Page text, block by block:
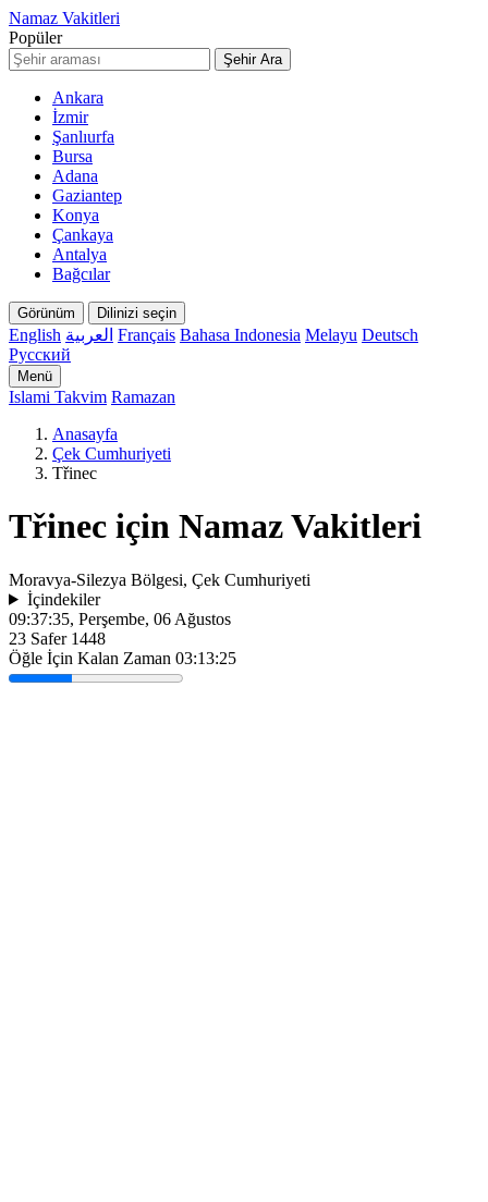
Namaz Vakitleri
Popüler
Şehir Ara
Ankara
İzmir
Şanlıurfa
Bursa
Adana
Gaziantep
Konya
Çankaya
Antalya
Bağcılar
Görünüm Dilinizi seçin
English العربية Français Bahasa Indonesia Melayu Deutsch
Русский
Menü
Islami Takvim Ramazan
Anasayfa
Çek Cumhuriyeti
Třinec
Třinec için Namaz Vakitleri
Moravya-Silezya Bölgesi, Çek Cumhuriyeti
İçindekiler
09:37:35, Perşembe, 06 Ağustos
23 Safer 1448
Öğle İçin Kalan Zaman 03:13:25